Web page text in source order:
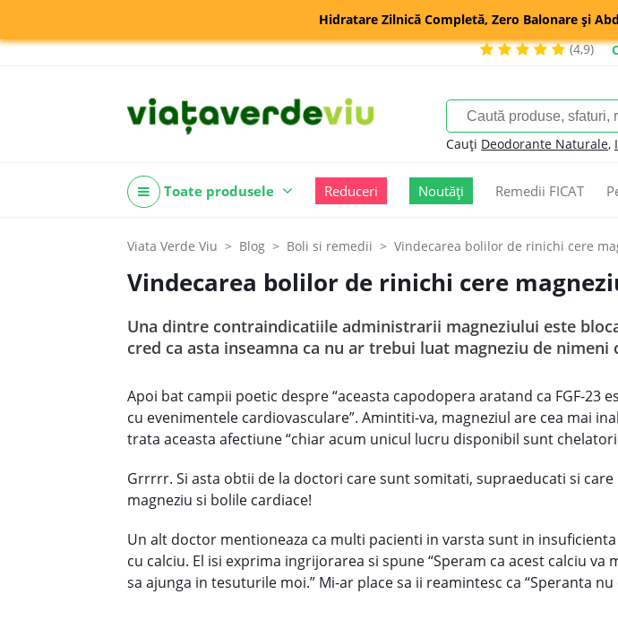
Hidratare Zilnică Completă, Zero Balonare și
(4,9)
Cauți Deodorante Naturale,
Toate produsele Reduceri Noutăți Remedii FICAT
Viata Verde Viu Blog Boli si remedii Vindecarea bolilor de rinichi cere
Vindecarea bolilor de rinichi cere
Una dintre contraindicatiile administrarii magneziului este
cred ca asta inseamna ca nu ar trebui luat magneziu de
Apoi bat campii poetic despre “aceasta capodopera aratand ca FGF-
cu evenimentele cardiovasculare”. Amintiti-va, magneziul are cea mai
trata aceasta afectiune “chiar acum unicul lucru disponibil sunt
Grrrrr. Si asta obtii de la doctori care sunt somitati, supraeducati si
magneziu si bolile cardiace!
Un alt doctor mentioneaza ca multi pacienti in varsta sunt in
cu calciu. El isi exprima ingrijorarea si spune “Speram ca acest calciu
sa ajunga in tesuturile moi.” Mi-ar place sa ii reamintesc ca “Speranta